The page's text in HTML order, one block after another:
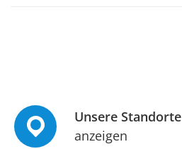
Unsere Standorte
anzeigen